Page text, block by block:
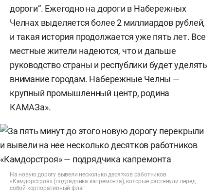
дороги“. Ежегодно на дороги в Набережных
Челнах выделяется более 2 миллиардов рублей,
и такая история продолжается уже пять лет. Все
местные жители надеются, что и дальше
руководство страны и республики будет уделять
внимание городам. Набережные Челны —
крупный промышленный центр, родина
КАМАЗа».
На новую дорогу вывели несколько десятков работников
«Камдорстроя» (подрядчика капремонта), которые растянули перед
собой корпоративный флаг